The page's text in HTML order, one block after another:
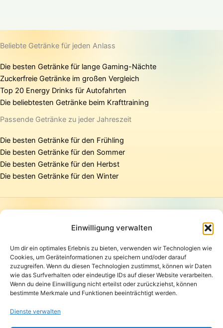
Einwilligung verwalten
Um dir ein optimales Erlebnis zu bieten, verwenden wir Technologien wie
Cookies, um Geräteinformationen zu speichern und/oder darauf
zuzugreifen. Wenn du diesen Technologien zustimmst, können wir Daten
wie das Surfverhalten oder eindeutige IDs auf dieser Website verarbeiten.
Wenn du deine Einwilligung nicht erteilst oder zurückziehst, können
bestimmte Merkmale und Funktionen beeinträchtigt werden.
Dienste verwalten
Beliebte Getränke für jeden Anlass
Die besten Getränke für lange Gaming-Nächte
Zuckerfreie Getränke im großen Vergleich
Top 20 Energy Drinks für Autofahrten
Die beliebtesten Getränke beim Krafttraining
Passende Getränke zu jeder Jahreszeit
Die besten Getränke für den Frühling
Die besten Getränke für den Sommer
Die besten Getränke für den Herbst
Die besten Getränke für den Winter
Presse
Datenschutzerklärung
AGB
Widerrufsbelehrung
Versand und Lieferung
Zahlungsarten
Copyright © 2026 Pfandpirat | Präsentiert vonZimmermanns